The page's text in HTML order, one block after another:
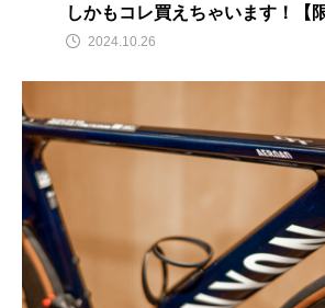
しかもコレ買えちゃいます！【
2024.10.26